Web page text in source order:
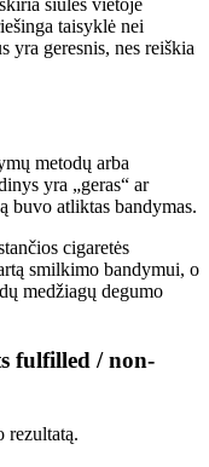
taisyklė nei
yra geresnis, nes reiškia
metodų arba
yra „geras“ ar
buvo atliktas bandymas.
cigaretės
smilkimo bandymui, o
medžiagų degumo
fulfilled / non-
rezultatą.